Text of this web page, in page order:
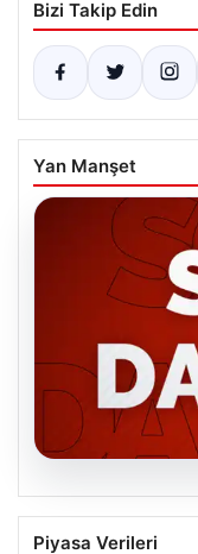
Bizi Takip Edin
Yan Manşet
MGK’den 8
Piyasa Verileri